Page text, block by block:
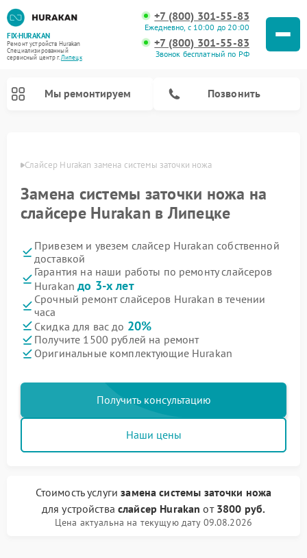
FIX-HURAKAN
Ремонт устройств Hurakan
Специализированный
cервисный центр г.Липецк
+7 (800) 301-55-83
Ежедневно, с 10:00 до 20:00
+7 (800) 301-55-83
Звонок бесплатный по РФ
Мы ремонтируем Позвонить
Слайсер Hurakan замена системы заточки ножа
Замена системы заточки ножа на
слайсере Hurakan в Липецке
Привезем и увезем слайсер Hurakan собственной
доставкой
Гарантия на наши работы по ремонту слайсеров
Hurakanдо 3-х лет
Срочный ремонт слайсеров Hurakan в течении
часа
Скидка для вас до 20%
Получите 1500 рублей на ремонт
Оригинальные комплектующие Hurakan
Получить консультацию
Наши цены
Стоимость услугизамена системы заточки ножа
для устройстваслайсер Hurakan от 3800 руб.
Цена актуальна на текущую дату 09.08.2026